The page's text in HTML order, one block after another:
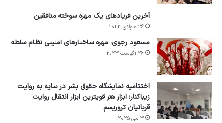
آخرین فریادهای یک مهره سوخته منافقین
26 جولای 2023
مسعود رجوی، مهره ساختارهای امنیتی نظام سلطه
26 آگوست 2023
اختتامیه نمایشگاه حقوق بشر در سایه به روایت
زیباکنار: ابزار هنر قویترین ابزار انتقال روایت
قربانیان تروریسم
3 می 2025